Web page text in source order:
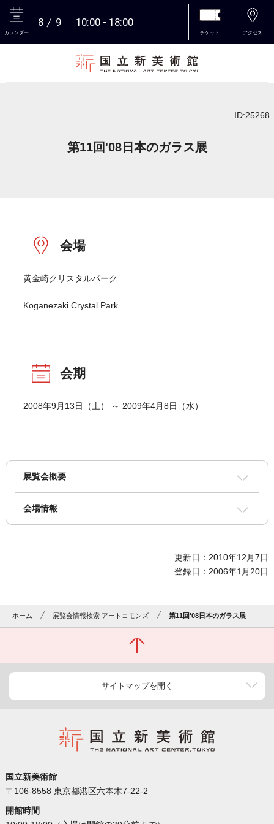
カレンダー
8 9 10:00 18:00
チケット アクセス
ID:25268
第11回'08日本のガラス展
会場
黄金崎クリスタルパーク
Koganezaki Crystal Park
会期
2008年9月13日（土） ～ 2009年4月8日（水）
展覧会概要
会場情報
更新日：2010年12月7日
登録日：2006年1月20日
ホーム 展覧会情報検索 アートコモンズ 第11回'08日本のガラス展
サイトマップを開く
国立新美術館
〒106-8558 東京都港区六本木7-22-2
開館時間